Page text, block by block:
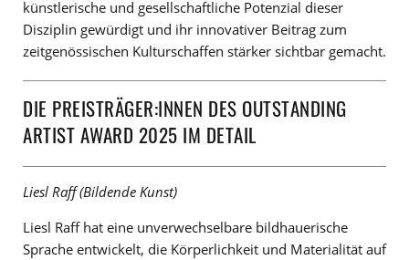
künstlerische und gesellschaftliche Potenzial dieser
Disziplin gewürdigt und ihr innovativer Beitrag zum
zeitgenössischen Kulturschaffen stärker sichtbar gemacht.
DIE PREISTRÄGER:INNEN DES OUTSTANDING
ARTIST AWARD 2025 IM DETAIL
Liesl Raff (Bildende Kunst)
Liesl Raff hat eine unverwechselbare bildhauerische
Sprache entwickelt, die Körperlichkeit und Materialität auf